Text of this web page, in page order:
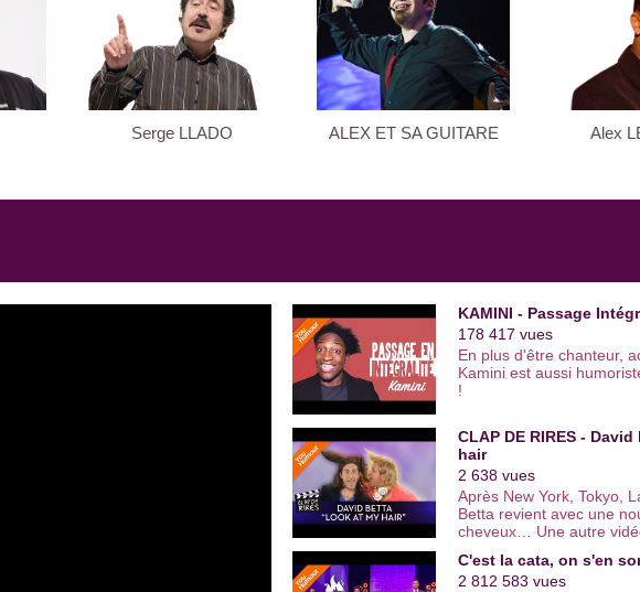
En 2011, Delphine Mc Carty entame une carrière de chroniqueuse à la télévision
de Julien Courbet dans l'émission "En toutes lettres" sur France 2 aux côtés
MauroouBaptiste Lecaplain
A la radio, Delphine Mac Carty participe sur France Inter à l'émission "On va tous
Lopez où elle a pu croiserWalter Alex VizoreketNicole Ferroni
Serge LLADO ALEX ET SA GUITARE Alex
KAMINI - Passage
178 417 vues
En plus d'être chanteur,
Kamini est aussi
!
CLAP DE RIRES -
hair
2 638 vues
Après New York, Tokyo,
Betta revient avec une
cheveux… Une autre
v=ybRNQU2q6g4 Acteurs
Vivacqua - Auteurs :
C'est la cata, on s'en
2 812 583 vues